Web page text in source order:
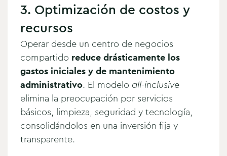
3. Optimización de costos y
recursos
Operar desde un centro de negocios
compartido reduce drásticamente los
gastos iniciales y de mantenimiento
administrativo. El modelo all-inclusive
elimina la preocupación por servicios
básicos, limpieza, seguridad y tecnología,
consolidándolos en una inversión fija y
transparente.